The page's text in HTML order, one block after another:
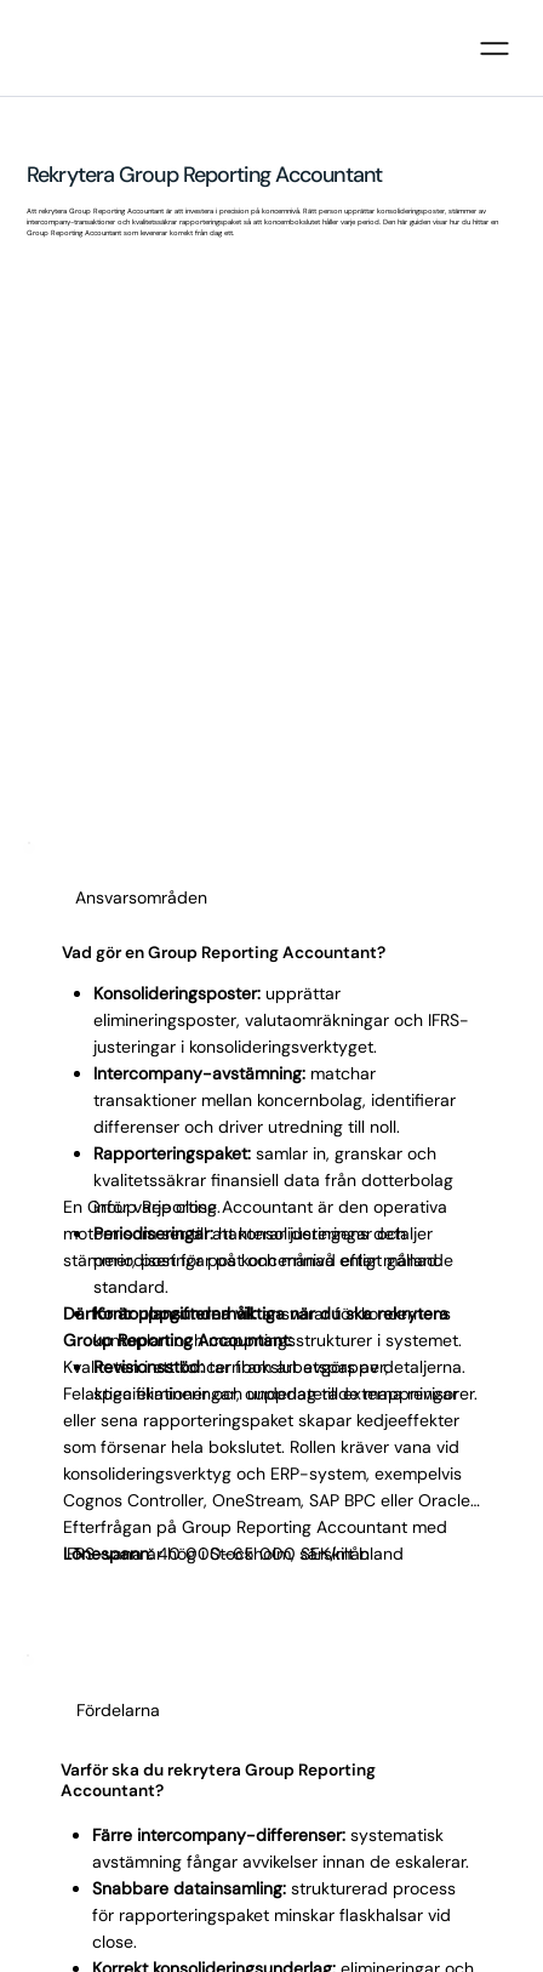
Rekrytera Group Reporting Accountant
Att rekrytera Group Reporting Accountant är att investera i precision på koncernnivå. Rätt person upprättar konsolideringsposter, stämmer av
intercompany-transaktioner och kvalitetssäkrar rapporteringspaket så att koncernbokslutet håller varje period. Den här guiden visar hur du hittar en
Group Reporting Accountant som levererar korrekt från dag ett.
Ansvarsområden
Vad gör en Group Reporting Accountant?
Konsolideringsposter:upprättar
elimineringsposter, valutaomräkningar och IFRS-
justeringar i konsolideringsverktyget.
Intercompany-avstämning:matchar
transaktioner mellan koncernbolag, identifierar
differenser och driver utredning till noll.
Rapporteringspaket:samlar in, granskar och
kvalitetssäkrar finansiell data från dotterbolag
inför varje close.
Periodiseringar:hanterar justeringar och
periodiseringar på koncernnivå enligt gällande
standard.
Kontoplansunderhåll:ansvarar för koncernens
kontoplan och mappningsstrukturer i systemet.
Revisionsstöd:tar fram arbetspapper,
specifikationer och underlag till externa revisorer.
En Group Reporting Accountant är den operativa
motorn som ser till att konsolideringens detaljer
stämmer, post för post och månad efter månad.
Därför är uppgifterna viktiga när du ska rekrytera
Group Reporting Accountant:
Kvaliteten i ett koncernbokslut avgörs av detaljerna.
Felaktiga elimineringar, ouppdaterade mappningar
eller sena rapporteringspaket skapar kedjeeffekter
som försenar hela bokslutet. Rollen kräver vana vid
konsolideringsverktyg och ERP-system, exempelvis
Cognos Controller, OneStream, SAP BPC eller Oracle.
Efterfrågan på Group Reporting Accountant med
IFRS-vana är hög i Stockholm, särskilt bland
svårare att fylla än förväntat eftersom
begränsad.
Lönespann:40 000–65 000 SEK/mån
Fördelarna
Varför ska du rekrytera Group Reporting
Accountant?
Färre intercompany-differenser:systematisk
avstämning fångar avvikelser innan de eskalerar.
Snabbare datainsamling:strukturerad process
för rapporteringspaket minskar flaskhalsar vid
close.